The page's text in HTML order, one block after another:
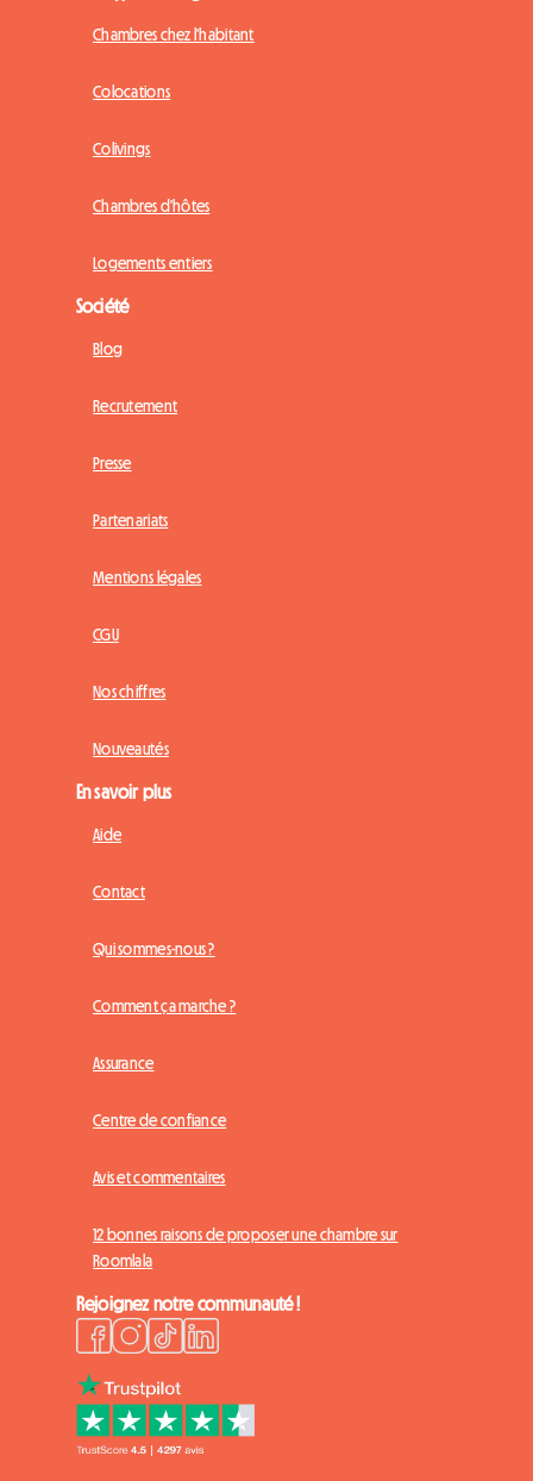
Chambres chez l'habitant
Colocations
Colivings
Chambres d'hôtes
Logements entiers
Société
Blog
Recrutement
Presse
Partenariats
Mentions légales
CGU
Nos chiffres
Nouveautés
En savoir plus
Aide
Contact
Qui sommes-nous ?
Comment ça marche ?
Assurance
Centre de confiance
Avis et commentaires
12 bonnes raisons de proposer une chambre sur
Roomlala
Rejoignez notre communauté !